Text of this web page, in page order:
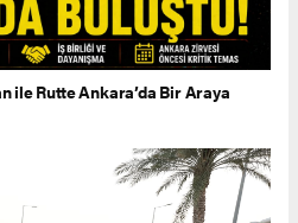
ile Rutte Ankara’da Bir Araya